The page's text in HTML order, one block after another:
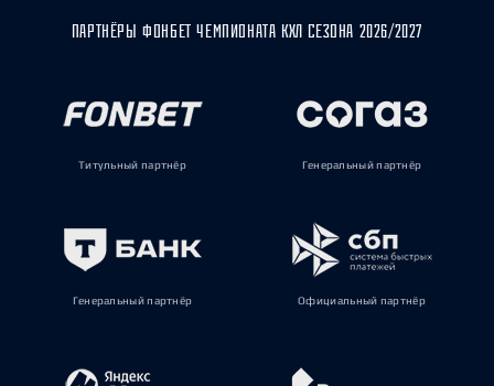
ПАРТНЁРЫ ФОНБЕТ ЧЕМПИОНАТА КХЛ СЕЗОНА 2026/2027
Титульный партнёр Генеральный партнёр
Генеральный партнёр Официальный партнёр